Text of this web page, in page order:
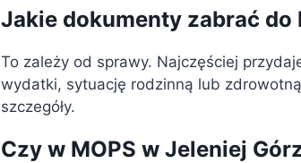
Jakie dokumenty zabrać do
To zależy od sprawy. Najczęściej
wydatki, sytuację rodzinną lub
szczegóły.
Czy w MOPS w Jeleniej